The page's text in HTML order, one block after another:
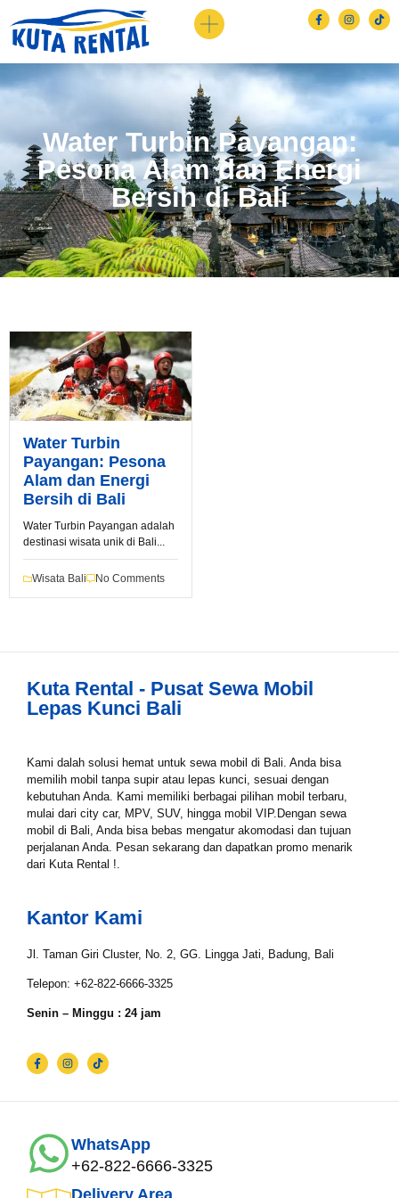
Water Turbin Payangan:
Pesona Alam dan Energi
Bersih di Bali
Water Turbin
Payangan: Pesona
Alam dan Energi
Bersih di Bali
Water Turbin Payangan adalah
destinasi wisata unik di Bali...
Wisata Bali No Comments
Kuta Rental - Pusat Sewa Mobil
Lepas Kunci Bali
Kami dalah solusi hemat untuk sewa mobil di Bali. Anda bisa
memilih mobil tanpa supir atau lepas kunci, sesuai dengan
kebutuhan Anda. Kami memiliki berbagai pilihan mobil terbaru,
mulai dari city car, MPV, SUV, hingga mobil VIP.Dengan sewa
mobil di Bali, Anda bisa bebas mengatur akomodasi dan tujuan
perjalanan Anda. Pesan sekarang dan dapatkan promo menarik
dari Kuta Rental !.
Book via WhatsApp
Pilih Mobil*
Tipe Sewa*
Tgl Mulai*
Tgl Selesai*
Email*
Lokasi Pengiriman & Pengembalian
Kantor Kami
Jl. Taman Giri Cluster, No. 2, GG. Lingga Jati, Badung, Bali
Telepon: +62-822-6666-3325
Senin – Minggu : 24 jam
WhatsApp
+62-822-6666-3325
Delivery Area